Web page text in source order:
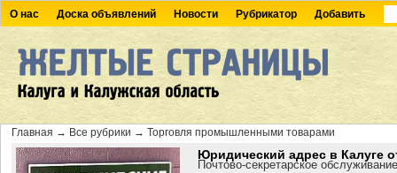
О нас Доска объявлений Новости Рубрикатор Добавить
Главная → Все рубрики → Торговля промышленными товарами
Юридический адрес в Калуге
Почтово-секретарское